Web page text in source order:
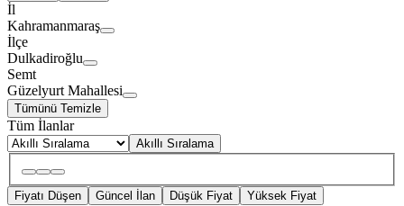
İl
Kahramanmaraş
İlçe
Dulkadiroğlu
Semt
Güzelyurt Mahallesi
Tümünü Temizle
Tüm İlanlar
Akıllı Sıralama
Fiyatı Düşen Güncel İlan Düşük Fiyat Yüksek Fiyat